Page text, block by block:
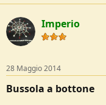
Imperio
28 Maggio 2014
Bussola a bottone